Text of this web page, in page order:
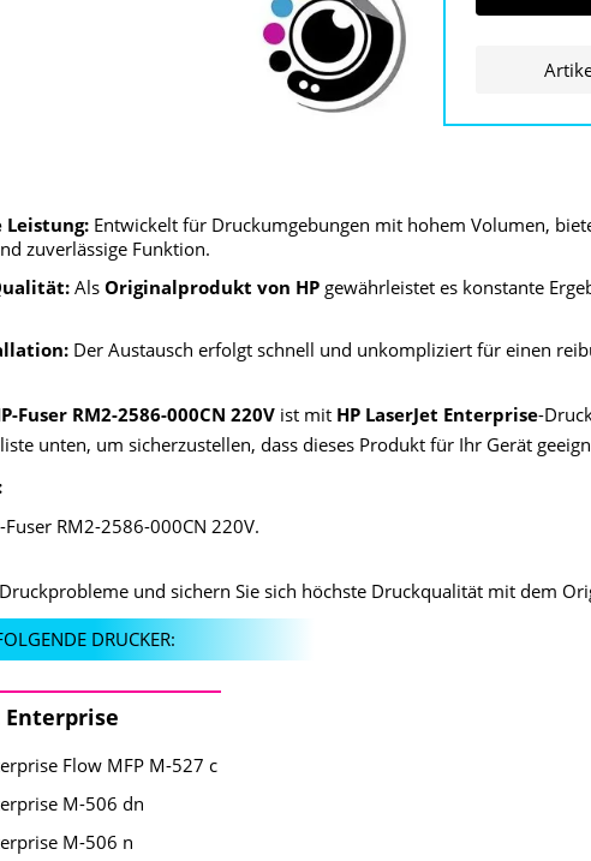
Leistung: Entwickelt für Druckumgebungen mit hohem Volumen,
zuverlässige Funktion.
Als Originalprodukt von HP gewährleistet es konstante
Der Austausch erfolgt schnell und unkompliziert für einen
Fuser RM2-2586-000CN 220V ist mit HP LaserJet Enterprise-
unten, um sicherzustellen, dass dieses Produkt für Ihr Gerät
RM2-2586-000CN 220V.
und sichern Sie sich höchste Druckqualität mit dem
DRUCKER:
Enterprise
Flow MFP M-527 c
M-506 dn
M-506 n